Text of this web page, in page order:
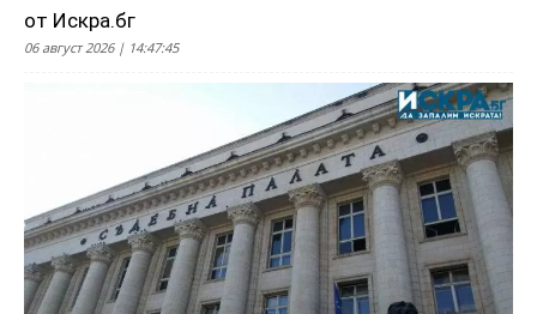
от Искра.бг
06 август 2026 | 14:47:45